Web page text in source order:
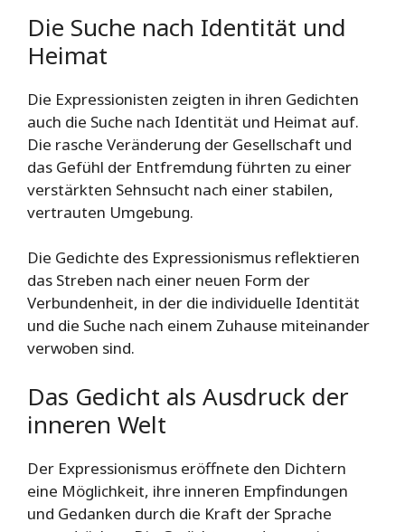
Die Suche nach Identität und
Heimat
Die Expressionisten zeigten in ihren Gedichten
auch die Suche nach Identität und Heimat auf.
Die rasche Veränderung der Gesellschaft und
das Gefühl der Entfremdung führten zu einer
verstärkten Sehnsucht nach einer stabilen,
vertrauten Umgebung.
Die Gedichte des Expressionismus reflektieren
das Streben nach einer neuen Form der
Verbundenheit, in der die individuelle Identität
und die Suche nach einem Zuhause miteinander
verwoben sind.
Das Gedicht als Ausdruck der
inneren Welt
Der Expressionismus eröffnete den Dichtern
eine Möglichkeit, ihre inneren Empfindungen
und Gedanken durch die Kraft der Sprache